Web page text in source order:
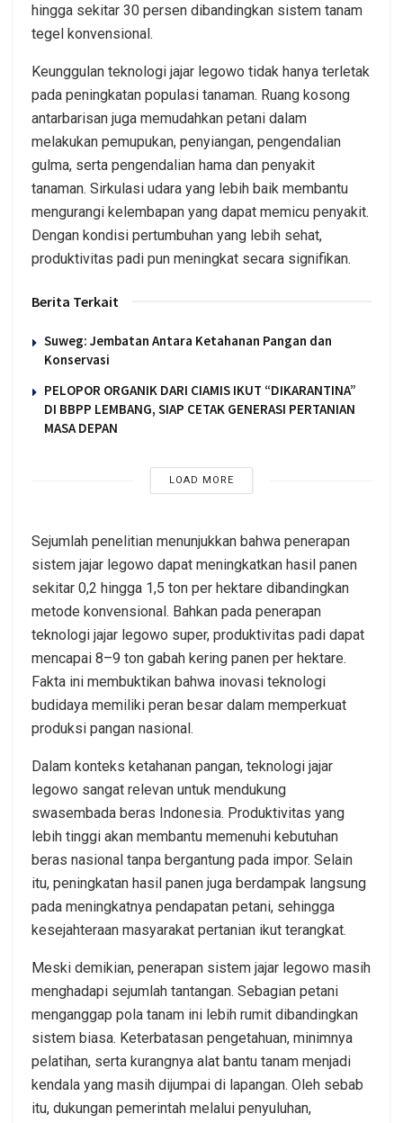
hingga sekitar 30 persen dibandingkan sistem tanam
tegel konvensional.
Keunggulan teknologi jajar legowo tidak hanya terletak
pada peningkatan populasi tanaman. Ruang kosong
antarbarisan juga memudahkan petani dalam
melakukan pemupukan, penyiangan, pengendalian
gulma, serta pengendalian hama dan penyakit
tanaman. Sirkulasi udara yang lebih baik membantu
mengurangi kelembapan yang dapat memicu penyakit.
Dengan kondisi pertumbuhan yang lebih sehat,
produktivitas padi pun meningkat secara signifikan.
Berita Terkait
Suweg: Jembatan Antara Ketahanan Pangan dan
Konservasi
PELOPOR ORGANIK DARI CIAMIS IKUT “DIKARANTINA”
DI BBPP LEMBANG, SIAP CETAK GENERASI PERTANIAN
MASA DEPAN
LOAD MORE
Sejumlah penelitian menunjukkan bahwa penerapan
sistem jajar legowo dapat meningkatkan hasil panen
sekitar 0,2 hingga 1,5 ton per hektare dibandingkan
metode konvensional. Bahkan pada penerapan
teknologi jajar legowo super, produktivitas padi dapat
mencapai 8–9 ton gabah kering panen per hektare.
Fakta ini membuktikan bahwa inovasi teknologi
budidaya memiliki peran besar dalam memperkuat
produksi pangan nasional.
Dalam konteks ketahanan pangan, teknologi jajar
legowo sangat relevan untuk mendukung
swasembada beras Indonesia. Produktivitas yang
lebih tinggi akan membantu memenuhi kebutuhan
beras nasional tanpa bergantung pada impor. Selain
itu, peningkatan hasil panen juga berdampak langsung
pada meningkatnya pendapatan petani, sehingga
kesejahteraan masyarakat pertanian ikut terangkat.
Meski demikian, penerapan sistem jajar legowo masih
menghadapi sejumlah tantangan. Sebagian petani
menganggap pola tanam ini lebih rumit dibandingkan
sistem biasa. Keterbatasan pengetahuan, minimnya
pelatihan, serta kurangnya alat bantu tanam menjadi
kendala yang masih dijumpai di lapangan. Oleh sebab
itu, dukungan pemerintah melalui penyuluhan,